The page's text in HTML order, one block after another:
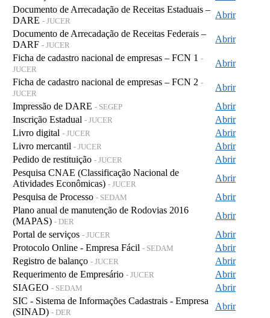
Documento de Arrecadação de Receitas Estaduais –
DARE - JUCER
Abrir
Documento de Arrecadação de Receitas Federais –
DARF - JUCER
Abrir
Ficha de cadastro nacional de empresas – FCN 1 -
JUCER
Abrir
Ficha de cadastro nacional de empresas – FCN 2 -
JUCER
Abrir
Impressão de DARE - SEGEP
Abrir
Inscrição Estadual - JUCER
Abrir
Livro digital - JUCER
Abrir
Livro mercantil - JUCER
Abrir
Pedido de restituição - JUCER
Abrir
Pesquisa CNAE (Classificação Nacional de
Atividades Econômicas) - JUCER
Abrir
Pesquisa de Processo - SEDAM
Abrir
Plano anual de manutenção de Rodovias 2016
(MAPAS) - DER
Abrir
Portal de serviços - JUCER
Abrir
Protocolo Online - Empresa Fácil - SEDAM
Abrir
Registro de balanço - JUCER
Abrir
Requerimento de Empresário - JUCER
Abrir
SIAGEO - SEDAM
Abrir
SIC - Sistema de Informações Cadastrais - Empresa
(SINAD) - DER
Abrir